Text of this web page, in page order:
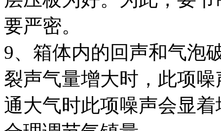
要严密。
9、箱体内的回声和气泡
裂声气量增大时，此项
通大气时此项噪声会显